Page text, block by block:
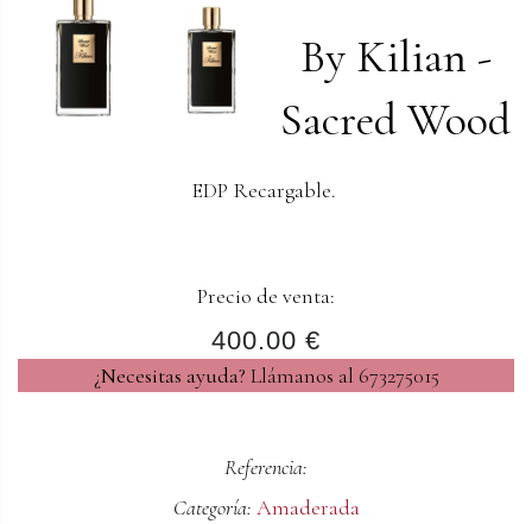
By Kilian -
Sacred Wood
EDP Recargable.
Precio de venta:
400.00 €
¿Necesitas ayuda? Llámanos al 673275015
Referencia:
Categoría: Amaderada